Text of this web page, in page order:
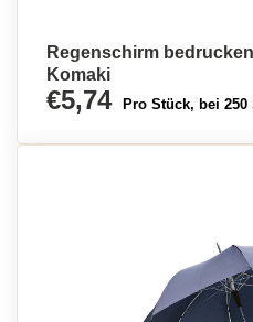
Regenschirm
Komaki
€5,74 Pro Stück, bei 250